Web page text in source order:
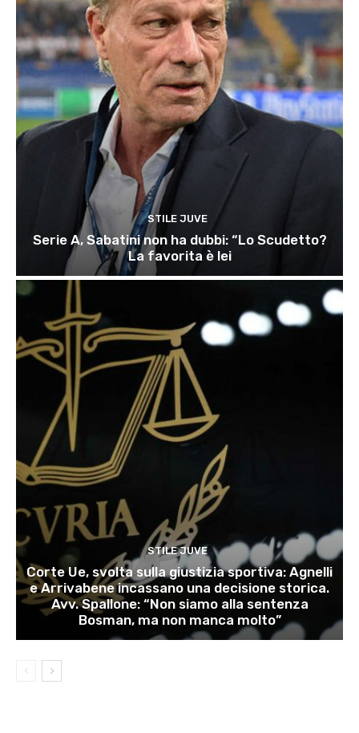
STILE JUVE
Serie A, Sabatini non ha dubbi: “Lo Scudetto?
La favorita è lei
STILE JUVE
Corte Ue, svolta sulla giustizia sportiva: Agnelli
e Arrivabene incassano una decisione storica.
Avv. Spallone: “Non siamo alla sentenza
Bosman, ma non manca molto”